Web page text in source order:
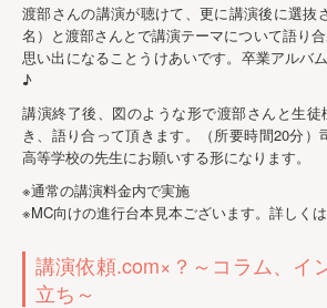
渡部さんの講演が聴けて、更に講演後に選抜
名）と渡部さんとで講演テーマについて語り
思い出になることうけあいです。卒業アルバ
♪
講演終了後、図のような形で渡部さんと生
き、語り合って頂きます。（所要時間20分）
高等学校の先生にお願いする形になります。
※通常の講演料金内で実施
※MC向けの進行台本見本ございます。詳しく
講演依頼.com×？～コラム、イ
立ち～